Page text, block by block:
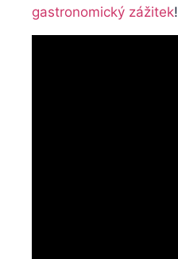
gastronomický zážitek!